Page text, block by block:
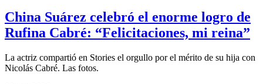
China Suárez celebró el enorme logro de
Rufina Cabré: “Felicitaciones, mi reina”
La actriz compartió en Stories el orgullo por el mérito de su hija con
Nicolás Cabré. Las fotos.